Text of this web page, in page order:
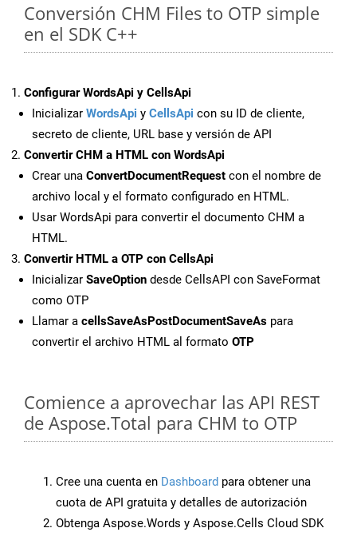
Conversión CHM Files to OTP simple
en el SDK C++
Configurar WordsApi y CellsApi
Inicializar WordsApi y CellsApi con su ID de cliente,
secreto de cliente, URL base y versión de API
Convertir CHM a HTML con WordsApi
Crear una ConvertDocumentRequest con el nombre de
archivo local y el formato configurado en HTML.
Usar WordsApi para convertir el documento CHM a
HTML.
Convertir HTML a OTP con CellsApi
Inicializar SaveOption desde CellsAPI con SaveFormat
como OTP
Llamar a cellsSaveAsPostDocumentSaveAs para
convertir el archivo HTML al formato OTP
Comience a aprovechar las API REST
de Aspose.Total para CHM to OTP
Cree una cuenta en Dashboard para obtener una
cuota de API gratuita y detalles de autorización
Obtenga Aspose.Words y Aspose.Cells Cloud SDK